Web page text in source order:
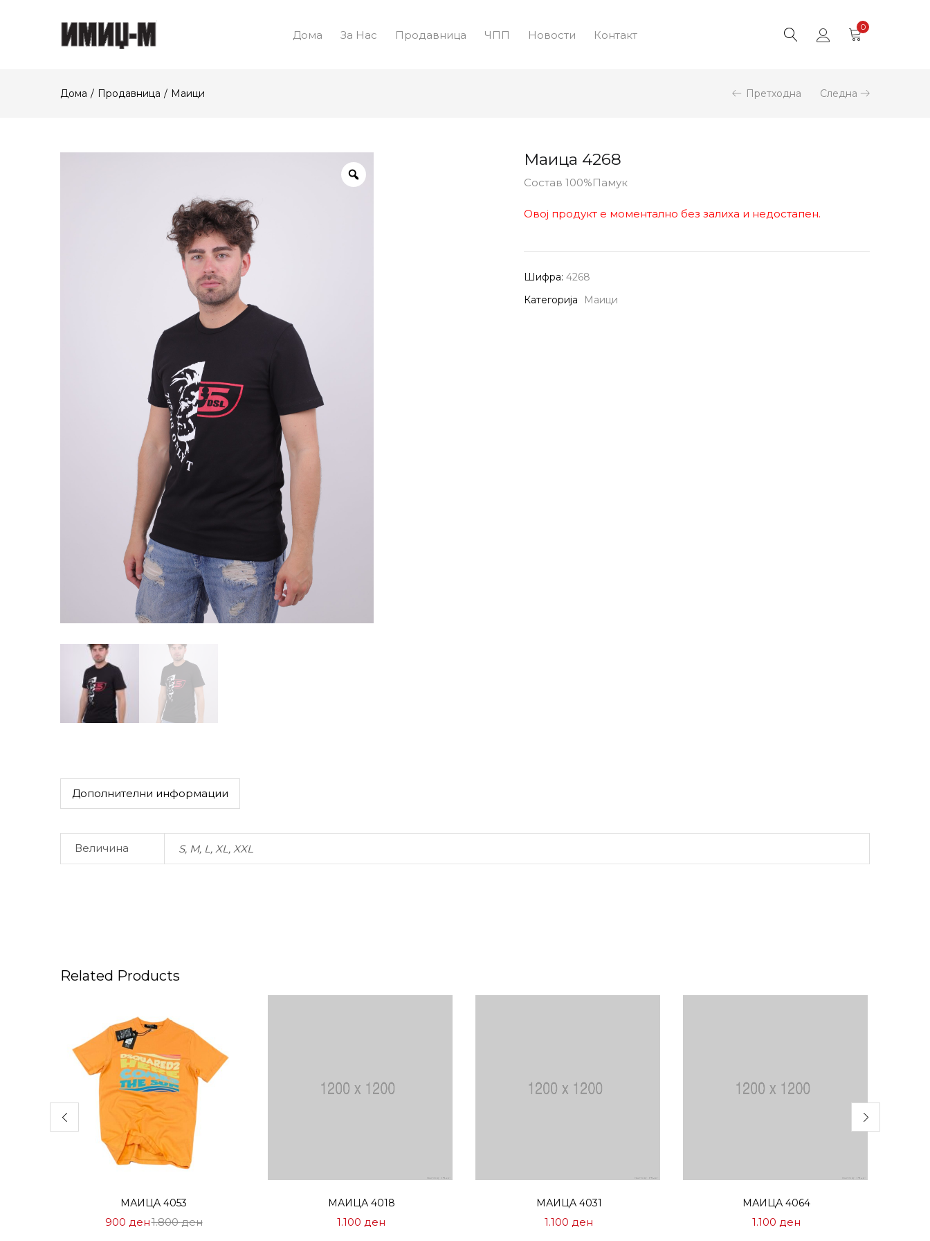
Дома За Нас Продавница ЧПП Новости Контакт
0
Дома Продавница Маици Претходна Следна
Маица 4268
Состав 100%Памук
Овој продукт е моментално без залиха и недостапен.
Шифра: 4268
Категорија
Маици
Дополнителни информации
Величина S, M, L, XL, XXL
Related Products
МАИЦА 4053
900 денЦена
1.800денНормална
МАИЦА 4018
1.100 ден
МАИЦА 4031
1.100 ден
МАИЦА 4064
1.100 ден